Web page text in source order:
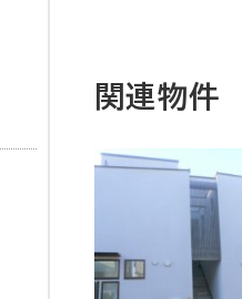
関連物件